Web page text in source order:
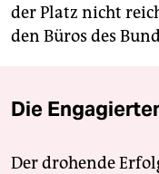
der Platz nicht
den Büros des
Die
Der drohende